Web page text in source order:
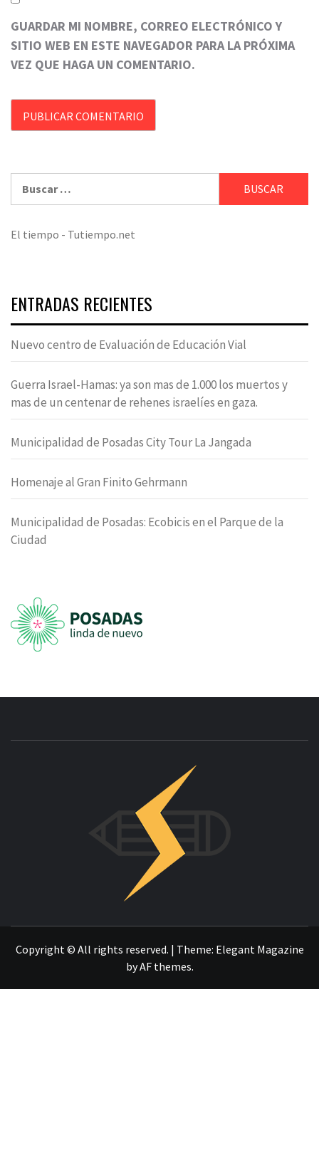
GUARDAR MI NOMBRE, CORREO ELECTRÓNICO Y
SITIO WEB EN ESTE NAVEGADOR PARA LA PRÓXIMA
VEZ QUE HAGA UN COMENTARIO.
El tiempo - Tutiempo.net
ENTRADAS RECIENTES
Nuevo centro de Evaluación de Educación Vial
Guerra Israel-Hamas: ya son mas de 1.000 los muertos y
mas de un centenar de rehenes israelíes en gaza.
Municipalidad de Posadas City Tour La Jangada
Homenaje al Gran Finito Gehrmann
Municipalidad de Posadas: Ecobicis en el Parque de la
Ciudad
Copyright © All rights reserved. | Theme: Elegant Magazine
byAF themes.